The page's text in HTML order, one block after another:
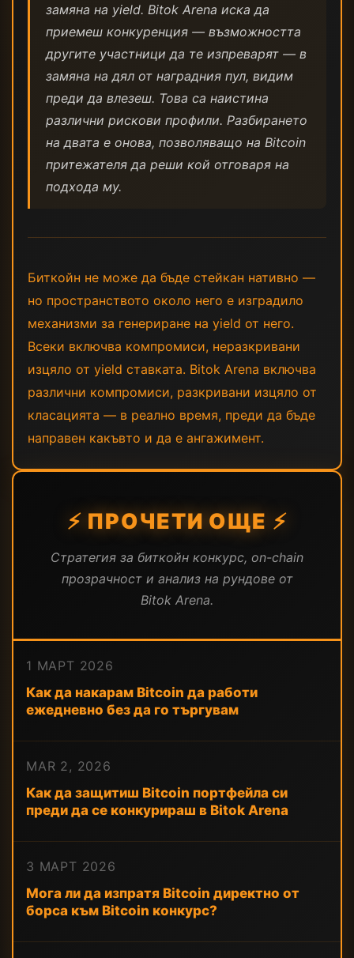
замяна на yield. Bitok Arena иска да
приемеш конкуренция — възможността
другите участници да те изпреварят — в
замяна на дял от наградния пул, видим
преди да влезеш. Това са наистина
различни рискови профили. Разбирането
на двата е онова, позволяващо на Bitcoin
притежателя да реши кой отговаря на
подхода му.
Биткойн не може да бъде стейкан нативно —
но пространството около него е изградило
механизми за генериране на yield от него.
Всеки включва компромиси, неразкривани
изцяло от yield ставката. Bitok Arena включва
различни компромиси, разкривани изцяло от
класацията — в реално время, преди да бъде
направен какъвто и да е ангажимент.
⚡ ПРОЧЕТИ ОЩЕ ⚡
Стратегия за биткойн конкурс, on-chain
прозрачност и анализ на рундове от
Bitok Arena.
1 МАРТ 2026
Как да накарам Bitcoin да работи
ежедневно без да го търгувам
MAR 2, 2026
Как да защитиш Bitcoin портфейла си
преди да се конкурираш в Bitok Arena
3 МАРТ 2026
Мога ли да изпратя Bitcoin директно от
борса към Bitcoin конкурс?